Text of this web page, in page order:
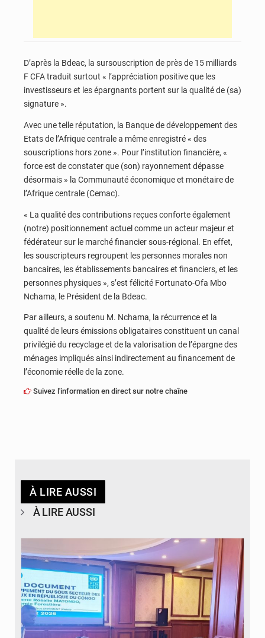
D’après la Bdeac, la sursouscription de près de 15 milliards
F CFA traduit surtout « l’appréciation positive que les
investisseurs et les épargnants portent sur la qualité de (sa)
signature ».
Avec une telle réputation, la Banque de développement des
Etats de l’Afrique centrale a même enregistré « des
souscriptions hors zone ». Pour l’institution financière, «
force est de constater que (son) rayonnement dépasse
désormais » la Communauté économique et monétaire de
l’Afrique centrale (Cemac).
« La qualité des contributions reçues conforte également
(notre) positionnement actuel comme un acteur majeur et
fédérateur sur le marché financier sous-régional. En effet,
les souscripteurs regroupent les personnes morales non
bancaires, les établissements bancaires et financiers, et les
personnes physiques », s’est félicité Fortunato-Ofa Mbo
Nchama, le Président de la Bdeac.
Par ailleurs, a soutenu M. Nchama, la récurrence et la
qualité de leurs émissions obligataires constituent un canal
privilégié du recyclage et de la valorisation de l’épargne des
ménages impliqués ainsi indirectement au financement de
l’économie réelle de la zone.
Suivez l'information en direct sur notre chaîne
À LIRE AUSSI
À LIRE AUSSI